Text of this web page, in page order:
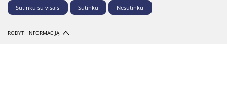
Bendraukime
Sutinku su visais Sutinku Nesutinku
RODYTI INFORMACIJĄ